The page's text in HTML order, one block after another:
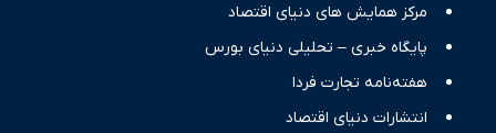
مرکز همایش های دنیای اقتصاد
پایگاه خبری – تحلیلی دنیای بورس
هفته‌نامه تجارت فردا
انتشارات دنیای اقتصاد